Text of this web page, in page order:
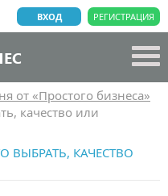
РЕГИСТРАЦИЯ
ВХОД
от «Простого бизнеса»
качество или
ВЫБРАТЬ, КАЧЕСТВО